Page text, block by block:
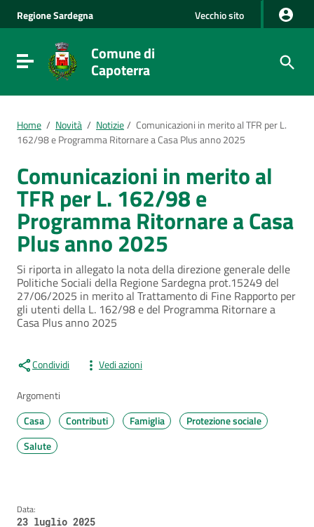
Vai alla navigazione del sito
Vai al Footer
RegioneSardegna Vecchio sito
Visualizza/nascondi menu di navigazione
Comune di
Capoterra
Home / Novità / Notizie/ Comunicazioni in merito al TFR per L.
162/98 e Programma Ritornare a Casa Plus anno 2025
Comunicazioni in merito al
TFR per L. 162/98 e
Programma Ritornare a Casa
Plus anno 2025
Si riporta in allegato la nota della direzione generale delle
Politiche Sociali della Regione Sardegna prot.15249 del
27/06/2025 in merito al Trattamento di Fine Rapporto per
gli utenti della L. 162/98 e del Programma Ritornare a
Casa Plus anno 2025
Condividi Vedi azioni
Argomenti
Casa
Contributi Famiglia
Protezione sociale
Salute
Data:
23 luglio 2025